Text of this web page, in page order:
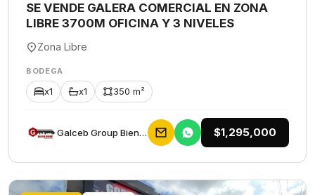
SE VENDE GALERA COMERCIAL EN ZONA
LIBRE 3700M OFICINA Y 3 NIVELES
Zona Libre
BODEGA
x1 x1 350 m²
Galceb Group Bienes Raices $1,295,000